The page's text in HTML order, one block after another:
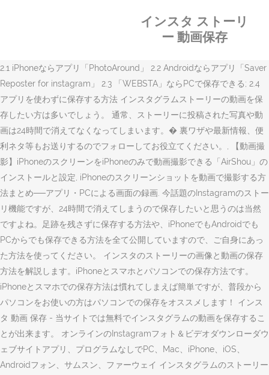
インスタ ストーリ
ー 動画保存
2.1 iPhoneならアプリ「PhotoAround」 2.2 Androidならアプリ「Saver
Reposter for instagram」 2.3 「WEBSTA」ならPCで保存できる; 2.4
アプリを使わずに保存する方法 インスタグラムストーリーの動画を保
存したい方は多いでしょう。 通常、ストーリーに投稿された写真や動
画は24時間で消えてなくなってしまいます。� 裏ワザや最新情報、便
利ネタ等もお送りするのでフォローしてお役立てください。, 【動画撮
影】iPhoneのスクリーンをiPhoneのみで動画撮影できる「AirShou」の
インストールと設定, iPhoneのスクリーンショットを動画で撮影する方
法まとめ──アプリ・PCによる画面の録画. 今話題のInstagramのストー
リ機能ですが、24時間で消えてしまうので保存したいと思うのは当然
ですよね。足跡を残さずに保存する方法や、iPhoneでもAndroidでも
PCからでも保存できる方法を全て公開していますので、ご自身にあっ
た方法を使ってください。 インスタのストーリーの画像と動画の保存
方法を解説します。iPhoneとスマホとパソコンでの保存方法です。
iPhoneとスマホでの保存方法は慣れてしまえば簡単ですが、普段から
パソコンをお使いの方はパソコンでの保存をオススメします！ インス
タ 動画 保存 - 当サイトでは無料でインスタグラムの動画を保存するこ
とが出来ます。 オンラインのInstagramフォト＆ビデオダウンローダウ
ェブサイトアプリ、プログラムなしでPC、Mac、iPhone、iOS、
Androidフォン、サムスン、ファーウェイ インスタグラムのストーリー